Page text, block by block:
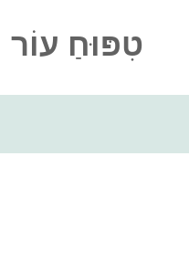
טִפּוּחַ עוֹר